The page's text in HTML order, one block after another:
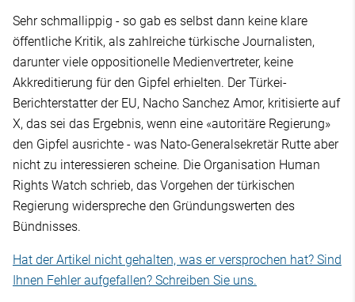
Sehr schmallippig - so gab es selbst dann keine klare
öffentliche Kritik, als zahlreiche türkische Journalisten,
darunter viele oppositionelle Medienvertreter, keine
Akkreditierung für den Gipfel erhielten. Der Türkei-
Berichterstatter der EU, Nacho Sanchez Amor, kritisierte auf
X, das sei das Ergebnis, wenn eine «autoritäre Regierung»
den Gipfel ausrichte - was Nato-Generalsekretär Rutte aber
nicht zu interessieren scheine. Die Organisation Human
Rights Watch schrieb, das Vorgehen der türkischen
Regierung widerspreche den Gründungswerten des
Bündnisses.
Hat der Artikel nicht gehalten, was er versprochen hat? Sind
Ihnen Fehler aufgefallen? Schreiben Sie uns.